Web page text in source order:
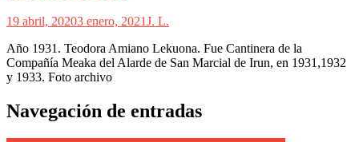
19 abril, 20203 enero, 2021J. L.
Año 1931. Teodora Amiano Lekuona. Fue Cantinera de la
Compañía Meaka del Alarde de San Marcial de Irun, en 1931,1932
y 1933. Foto archivo
Navegación de entradas